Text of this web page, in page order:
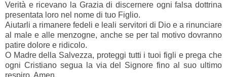
Verità e ricevano la Grazia di discernere ogni falsa dottrina
presentata loro nel nome di tuo Figlio.
Aiutarli a rimanere fedeli e leali servitori di Dio e a rinunciare
al male e alle menzogne, anche se per tal motivo dovranno
patire dolore e ridicolo.
O Madre della Salvezza, proteggi tutti i tuoi figli e prega che
ogni Cristiano segua la via del Signore fino al suo ultimo